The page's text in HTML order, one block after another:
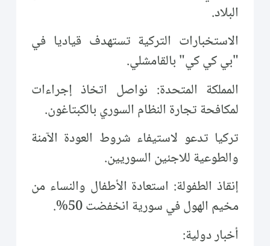
البلاد.
الاستخبارات التركية تستهدف قياديا في
"بي كي كي" بالقامشلي.
المملكة المتحدة: نواصل اتخاذ إجراءات
لمكافحة تجارة النظام السوري بالكبتاغون.
تركيا تدعو لاستيفاء شروط العودة الآمنة
والطوعية للاجئين السوريين.
إنقاذ الطفولة: استعادة الأطفال والنساء من
مخيم الهول في سورية انخفضت 50%.
أخبار دولية: